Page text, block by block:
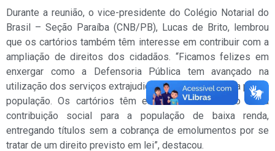
Durante a reunião, o vice-presidente do Colégio Notarial do
Brasil – Seção Paraíba (CNB/PB), Lucas de Brito, lembrou
que os cartórios também têm interesse em contribuir com a
ampliação de direitos dos cidadãos. “Ficamos felizes em
enxergar como a Defensoria Pública tem avançado na
utilização dos serviços extrajudiciais de forma gratuita para a
população. Os cartórios têm efeito adesão a isso numa
contribuição social para a população de baixa renda,
entregando títulos sem a cobrança de emolumentos por se
tratar de um direito previsto em lei”, destacou.